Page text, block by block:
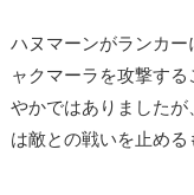
ハヌマーンがランカ
ャクマーラを攻撃す
やかではありました
は敵との戦いを止める